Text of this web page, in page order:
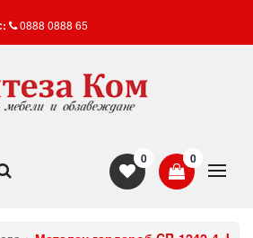
0888 0888 65
0
0